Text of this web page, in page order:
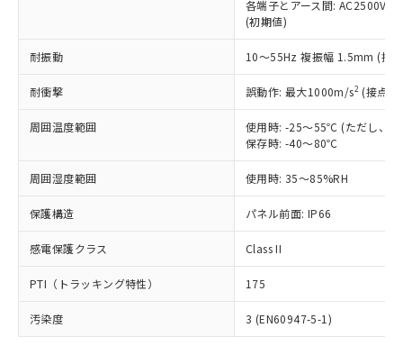
各端子とアース間: AC2500V
(初期値)
耐振動 10～55Hz 複振幅 1.5mm (接
耐衝撃 誤動作: 最大1000m/s2 (接点
周囲温度範囲
使用時: -25～55℃ (ただし、氷
保存時: -40～80℃
周囲湿度範囲 使用時: 35～85%RH
保護構造 パネル前面: IP66
感電保護クラス Class II
PTI（トラッキング特性） 175
汚染度 3 (EN60947-5-1)
正式な納期状況および標準価格はお客
様のお取引先、またはお客様担当のオ
ムロン制御機器販売店・当社販売員に
オムロン制御機器販売店や当社販売拠
販売ネットワーク
」をご確認
在庫状況および標準価格結果を当社の
事前の承諾なく第三者に漏洩または開
マイパーツ機能（部品リスト作成サー
ビス）をご利用いただくには、I-Web
メンバーズにご登録されている必要が
あります。
お客様が当ウェブサイト上で当社にご
登録された部品リストについて、当社
および当社の共同利用者が、当社の製
(PBDE) 1000ppm以下、フタル酸ビス(2-エチルヘキシ
ル) (DEHP)(別名：DOP) 1000ppm以下、フタル酸ブチ
ルベンジル（BBP） 1000ppm以下、フタル酸ジブチル
（DBP） 1000ppm以下、フタル酸ジイソブチル
但し、RoHS指令で産業用監視および制御機器に対する
フタル酸エステル類の４物質については閾値を超える意
図的な使用がないことを確認しています。
※2 対応予定月
部品在庫の切り替え状況などにより、予定
月が前後することがあります。
※3 非含有証明書ダウンロード
Cr(Ⅵ)(六価クロム) : 1000ppm、 PBBs(ポリ臭化ビフェ
ニル類) : 1000ppm、 PBDEs(ポリ臭化ジフェニルエーテ
イソブチル) : 1000ppm、 BBP(フタル酸ブチルベンジ
DEHP(フタル酸ビス(2-エチルヘキシル)) : 1000ppm
※2 環境保護使用期限
「ｅ」：有害物質（10物質）のすべてが基
準値以下であることを示します。
「10」：通常の使用状況下において有害物
質が外部に漏えいし、環境に深刻な影響を
及ぼさない年数を意味します。
「－」：未確認です。当社販売部門へお問
い合わせください。
当社は規制貨物を破棄する場合は、完
いよう必要な手段を講じます。
当社は貴社製品を、核兵器、ミサイ
ル、化学兵器、生物兵器またはその他
武器並びにこれらの製造装置等に一切
当社は、貴社製品を第三者に販売する
場合は、上記1、2および3の内容を当
該第三者に通知します。また当社は、
販売先および販売に係わる関係者が違
法に輸出するおそれがある場合は、取
り引きをいたしません。
一定数以上の在庫あり
一定数には満たないが在庫あり
在庫なし(最新の在庫状況につ
いては、お客様のお取引先、ま
たはお客様担当のオムロン制御
機器販売店・当社販売員にご確
白
受注生産機種、また在庫状況の
情報を公開していない機種